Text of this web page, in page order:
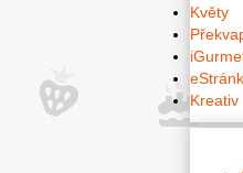
Květy
Kreativ